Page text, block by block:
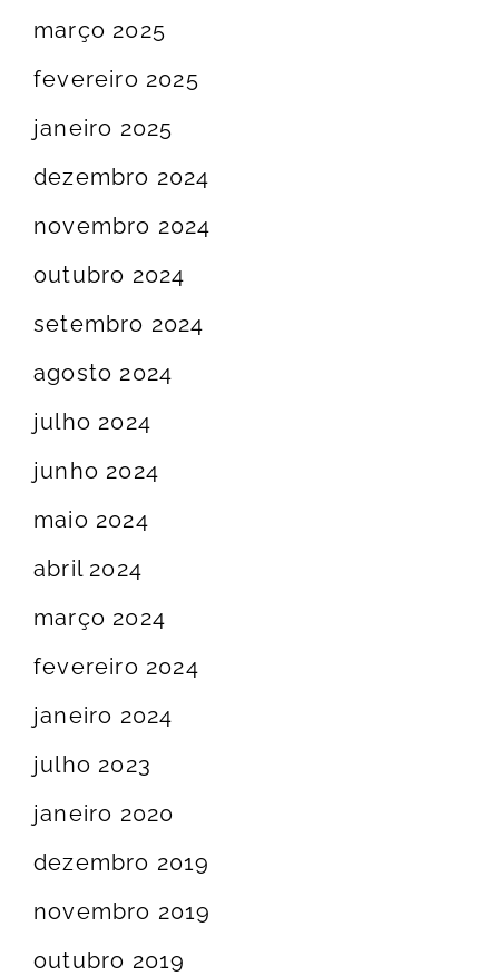
março 2025
fevereiro 2025
janeiro 2025
dezembro 2024
novembro 2024
outubro 2024
setembro 2024
agosto 2024
julho 2024
junho 2024
maio 2024
abril 2024
março 2024
fevereiro 2024
janeiro 2024
julho 2023
janeiro 2020
dezembro 2019
novembro 2019
outubro 2019